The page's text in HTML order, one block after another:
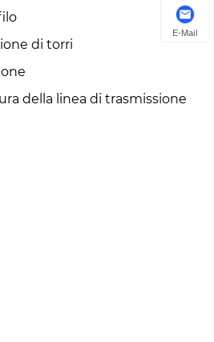
di torri
della linea di trasmissione
E-Mail